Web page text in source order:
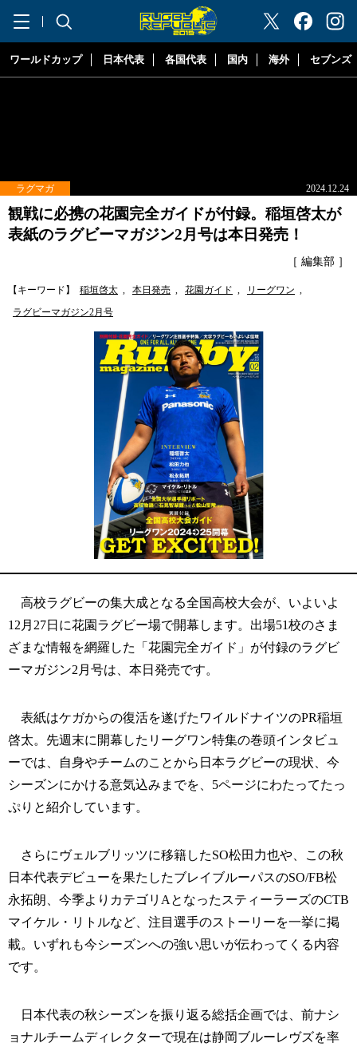
"ラグビーリパブリック"
ワールドカップ 日本代表 各国代表 国内 海外 セブンズ
ラグマガ 2024.12.24
観戦に必携の花園完全ガイドが付録。稲垣啓太が
表紙のラグビーマガジン2月号は本日発売！
［ 編集部 ］
【キーワード】 稲垣啓太 , 本日発売 , 花園ガイド , リーグワン ,
ラグビーマガジン2月号
高校ラグビーの集大成となる全国高校大会が、いよいよ
12月27日に花園ラグビー場で開幕します。出場51校のさま
ざまな情報を網羅した「花園完全ガイド」が付録のラグビ
ーマガジン2月号は、本日発売です。
表紙はケガからの復活を遂げたワイルドナイツのPR稲垣
啓太。先週末に開幕したリーグワン特集の巻頭インタビュ
ーでは、自身やチームのことから日本ラグビーの現状、今
シーズンにかける意気込みまでを、5ページにわたってたっ
ぷりと紹介しています。
さらにヴェルブリッツに移籍したSO松田力也や、この秋
日本代表デビューを果たしたブレイブルーパスのSO/FB松
永拓朗、今季よりカテゴリAとなったスティーラーズのCTB
マイケル・リトルなど、注目選手のストーリーを一挙に掲
載。いずれも今シーズンへの強い思いが伝わってくる内容
です。
日本代表の秋シーズンを振り返る総括企画では、前ナシ
ョナルチームディレクターで現在は静岡ブルーレヴズを率